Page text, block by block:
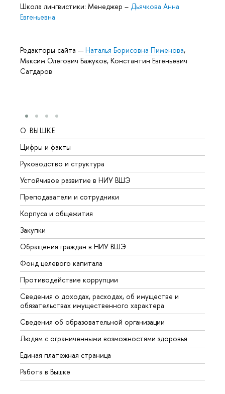
Школа лингвистики: Менеджер – Дьячкова Анна
Евгеньевна
Редакторы сайта —Наталья Борисовна Пименова,
Максим Олегович Бажуков, Константин Евгеньевич
Сатдаров
О ВЫШКЕ
Цифры и факты
Руководство и структура
Устойчивое развитие в НИУ ВШЭ
Преподаватели и сотрудники
Корпуса и общежития
Закупки
Обращения граждан в НИУ ВШЭ
Фонд целевого капитала
Противодействие коррупции
Сведения о доходах, расходах, об имуществе и
обязательствах имущественного характера
Сведения об образовательной организации
Людям с ограниченными возможностями здоровья
Единая платежная страница
Работа в Вышке